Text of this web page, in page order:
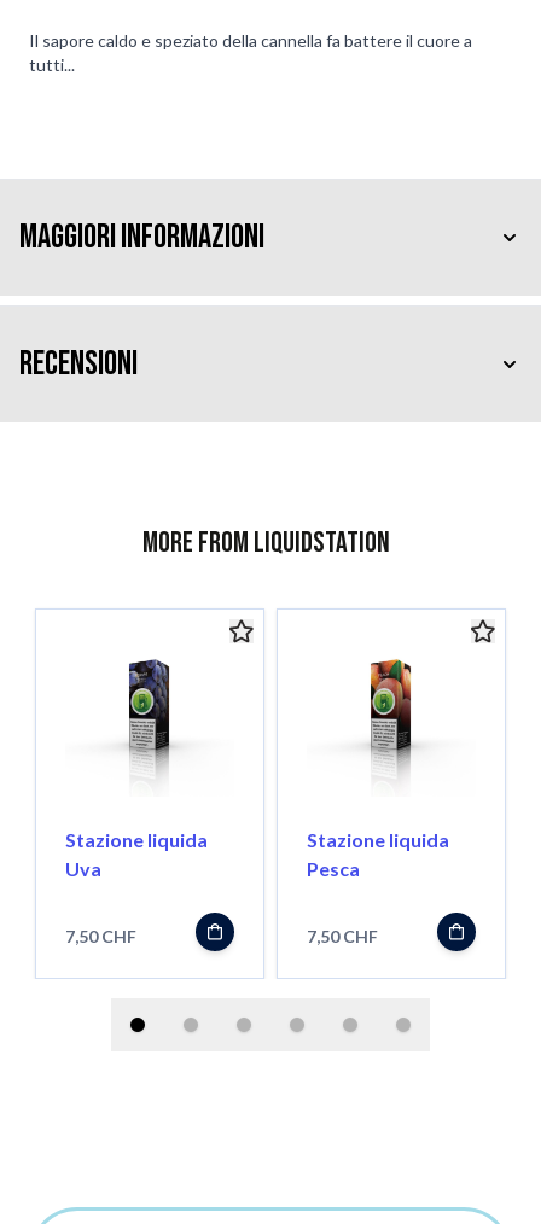
Il sapore caldo e speziato della cannella fa battere il cuore a
tutti...
Maggiori Informazioni
Recensioni
More from Liquidstation
Stazione liquida
Uva
7,50 CHF
Stazione liquida
Pesca
7,50 CHF